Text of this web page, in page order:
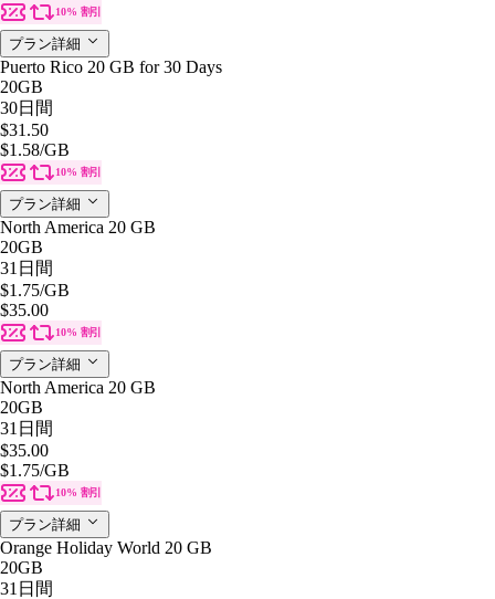
10% 割引
プラン詳細
Puerto Rico 20 GB for 30 Days
20GB
30日間
$31.50
$1.58/GB
10% 割引
プラン詳細
North America 20 GB
20GB
31日間
$1.75/GB
$35.00
10% 割引
プラン詳細
North America 20 GB
20GB
31日間
$35.00
$1.75/GB
10% 割引
プラン詳細
Orange Holiday World 20 GB
20GB
31日間